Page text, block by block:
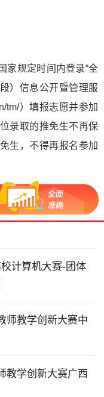
家规定时间内登录“全
）信息公开暨管理服
tm/）填报志愿并参加
录取的推免生不再保
生，不得再报名参加
计算机大赛-团体
师教学创新大赛中
教学创新大赛广西